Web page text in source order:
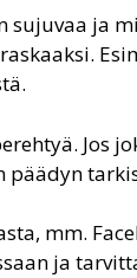
ja
Jos
päädyn
mm.
ja